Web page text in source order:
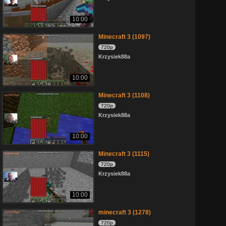
10:00
10:00
Minecraft 3 (1097)
720p
Krzysiek88a
10:00
Minecraft 3 (1108)
720p
Krzysiek88a
10:00
Minecraft 3 (1115)
720p
Krzysiek88a
minecraft 3 (1278)
720p